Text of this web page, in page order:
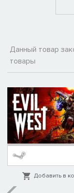
Данный товар
товары
Добавить в